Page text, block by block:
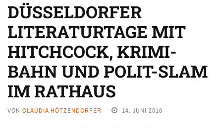
DÜSSELDORFER
LITERATURTAGE MIT
HITCHCOCK, KRIMI-
BAHN UND POLIT-SLAM
IM RATHAUS
VON CLAUDIA HÖTZENDORFER 14. JUNI 2016